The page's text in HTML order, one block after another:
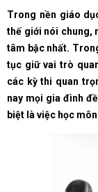
Trong nền giáo
thế giới nói chung,
tâm bậc nhất.
tục giữ vai trò
các kỳ thi quan
nay mọi gia đình
biệt là việc học